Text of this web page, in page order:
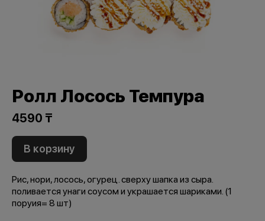
Ролл Лосось Темпура
4590 ₸
В корзину
Рис, нори, лосось, огурец. сверху шапка из сыра.
поливается унаги соусом и украшается шариками. (1
поруия= 8 шт)